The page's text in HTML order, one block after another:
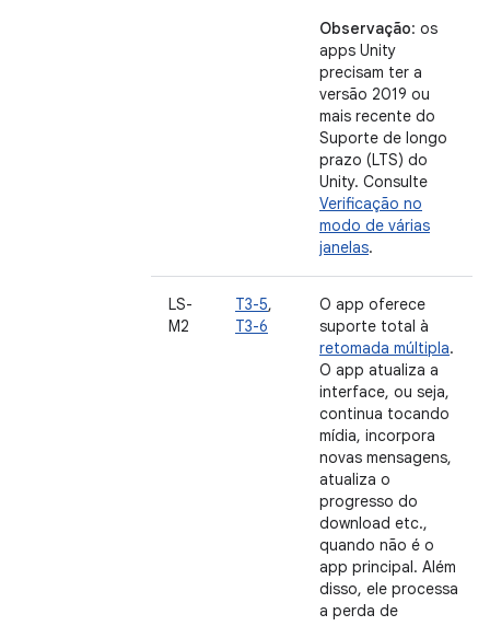
Observação: os
apps Unity
precisam ter a
versão 2019 ou
mais recente do
Suporte de longo
prazo (LTS) do
Unity. Consulte
Verificação no
modo de várias
janelas.
LS-
M2
T3-5,
T3-6
O app oferece
suporte total à
retomada múltipla.
O app atualiza a
interface, ou seja,
continua tocando
mídia, incorpora
novas mensagens,
atualiza o
progresso do
download etc.,
quando não é o
app principal. Além
disso, ele processa
a perda de